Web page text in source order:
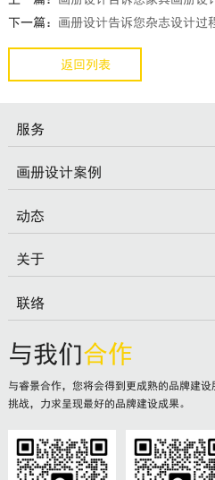
下一篇： 画册设计告诉您杂志设计过
返回列表
服务
画册设计案例
动态
关于
联络
与我们合作
与睿景合作，您将会得到更成熟的品牌建
挑战，力求呈现最好的品牌建设成果。